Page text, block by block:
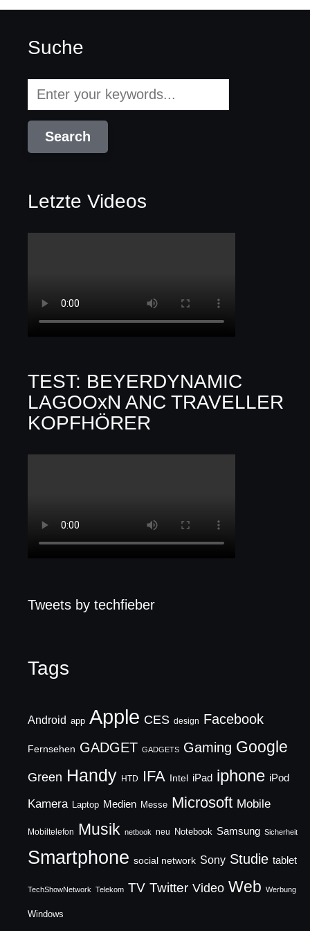
Suche
Letzte Videos
TEST: BEYERDYNAMIC
LAGOOxN ANC TRAVELLER
KOPFHÖRER
Tweets by techfieber
Tags
Android app Apple CES design Facebook
Fernsehen GADGET GADGETS Gaming Google
Green Handy HTD IFA Intel iPad iphone iPod
Kamera Laptop Medien Messe Microsoft Mobile
Mobiltelefon Musik netbook neu Notebook Samsung Sicherheit
Smartphone social network Sony Studie tablet
TechShowNetwork Telekom TV Twitter Video Web Werbung
Windows